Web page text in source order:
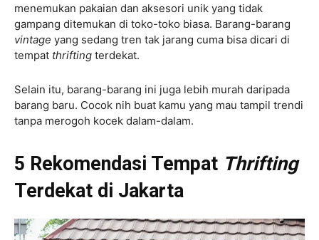
menemukan pakaian dan aksesori unik yang tidak
gampang ditemukan di toko-toko biasa. Barang-barang
vintage yang sedang tren tak jarang cuma bisa dicari di
tempat thrifting terdekat.
Selain itu, barang-barang ini juga lebih murah daripada
barang baru. Cocok nih buat kamu yang mau tampil trendi
tanpa merogoh kocek dalam-dalam.
5 Rekomendasi Tempat Thrifting
Terdekat di Jakarta